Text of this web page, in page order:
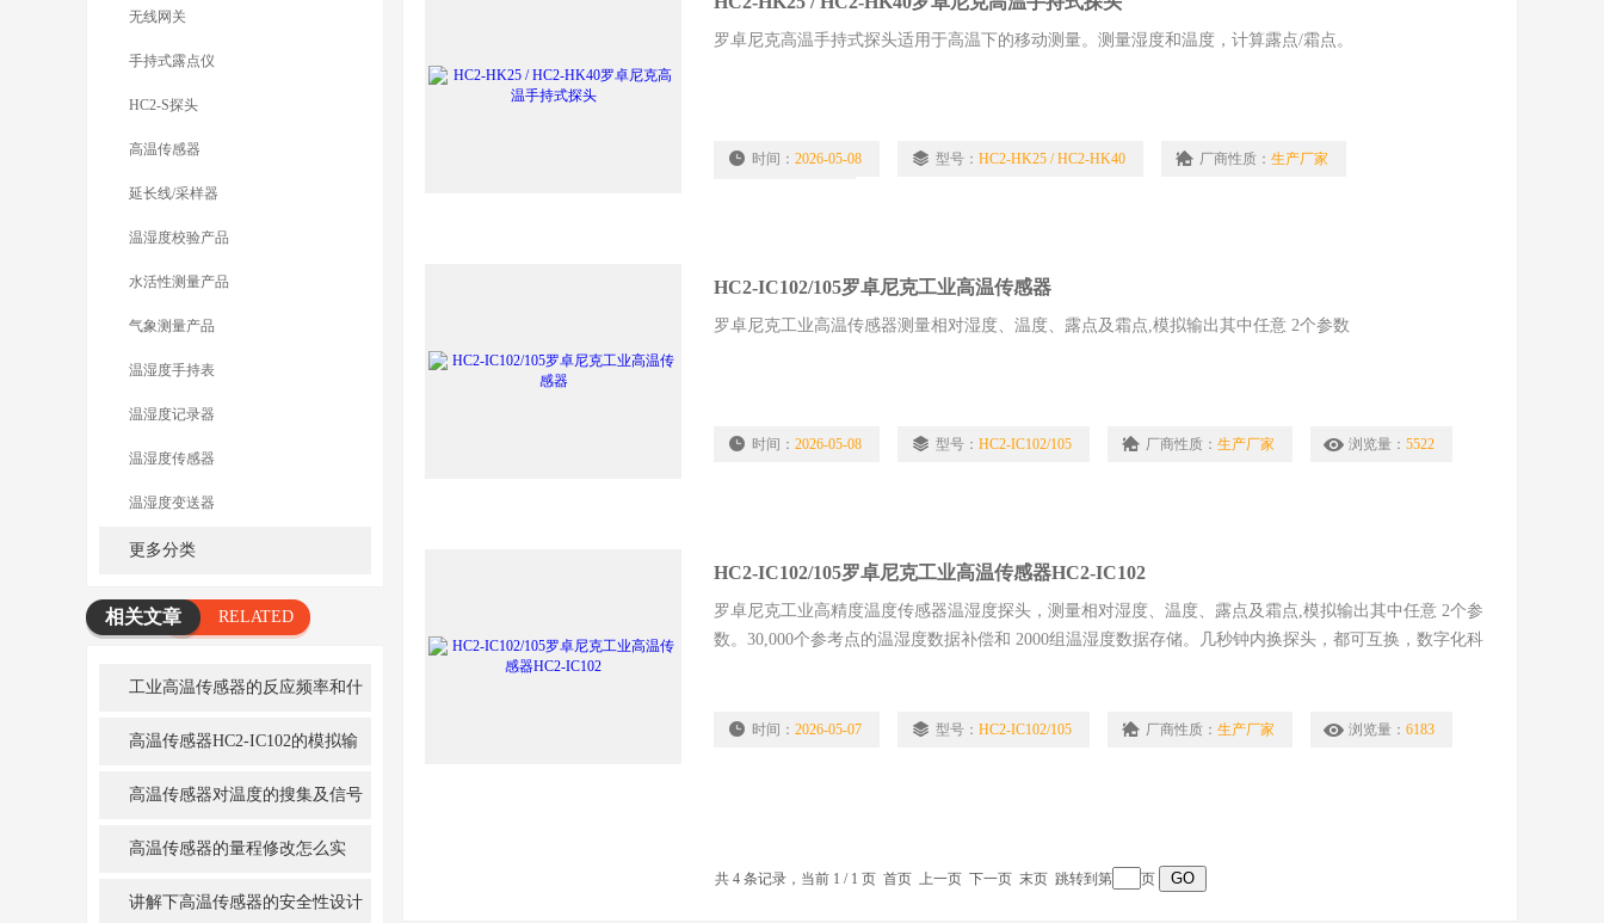
无线网关
手持式露点仪
HC2-S探头
高温传感器
延长线/采样器
温湿度校验产品
水活性测量产品
气象测量产品
温湿度手持表
温湿度记录器
温湿度传感器
温湿度变送器
更多分类
相关文章
RELATED
工业高温传感器的反应频率和什
么有关？
高温传感器HC2-IC102的模拟输
出全过程解析
高温传感器对温度的搜集及信号
过滤解析
高温传感器的量程修改怎么实
现？讲解下高温传感器的安全性设计
罗卓尼克高温手持式探头适用于高温下的移动测量。测量湿度和温度，计算露点/霜点。
时间：2026-05-08 型号：HC2-HK25 / HC2-HK40 厂商性质：生产厂家
HC2-IC102/105罗卓尼克工业高温传感器
罗卓尼克工业高温传感器测量相对湿度、温度、露点及霜点,模拟输出其中任意 2个参数
时间：2026-05-08 型号：HC2-IC102/105 厂商性质：生产厂家 浏览量：5522
HC2-IC102/105罗卓尼克工业高温传感器HC2-IC102
罗卓尼克工业高精度温度传感器温湿度探头，测量相对湿度、温度、露点及霜点,模拟输出其中任意 2个参
数。30,000个参考点的温湿度数据补偿和 2000组温湿度数据存储。几秒钟内换探头，都可互换，数字化科
时间：2026-05-07 型号：HC2-IC102/105 厂商性质：生产厂家 浏览量：6183
共 4 条记录，当前 1 / 1 页 首页 上一页 下一页 末页 跳转到第 页